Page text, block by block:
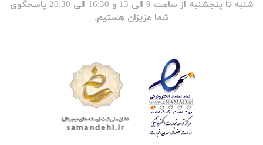
شنبه تا پنجشنبه از ساعت 9 الی 13 و 16:30 الی 20:30 پاسخگوی
شما عزیزان هستیم.